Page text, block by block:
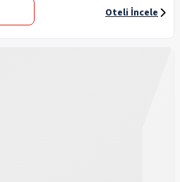
Oteli İncele